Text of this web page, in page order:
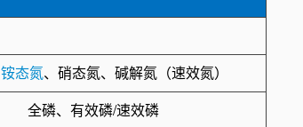
铵态氮、硝态氮、碱解氮（速效氮）
全磷、有效磷/速效磷